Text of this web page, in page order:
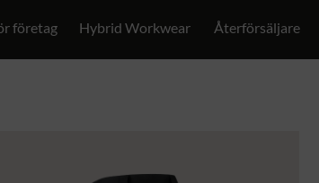
företag Hybrid Workwear Återförsäljare